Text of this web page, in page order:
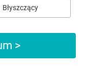
Błyszczący
>